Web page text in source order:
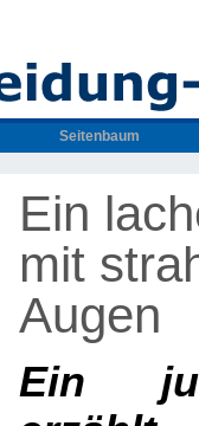
Seitenbaum
Ein
mit
Augen
Ein